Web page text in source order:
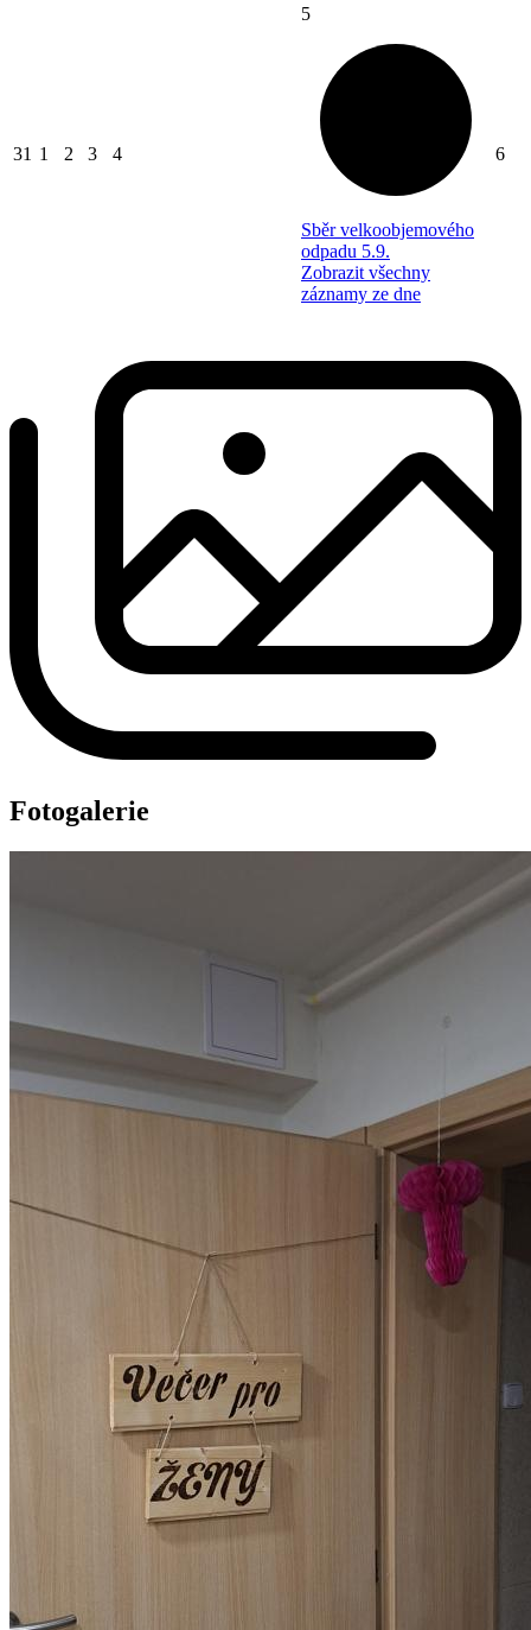
31 1 2 3 4
5
Sběr velkoobjemového
odpadu 5.9.
Zobrazit všechny
záznamy ze dne
6
Fotogalerie